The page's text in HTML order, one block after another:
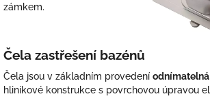
zámkem.
Čela zastřešení bazénů
Čela jsou v základním provedení odnímatelná
hliníkové konstrukce s povrchovou úpravou